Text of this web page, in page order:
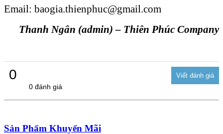
Email: baogia.thienphuc@gmail.com
Thanh Ngân (admin) – Thiên Phúc Company
0
0 đánh giá
Sản Phẩm Khuyến Mãi